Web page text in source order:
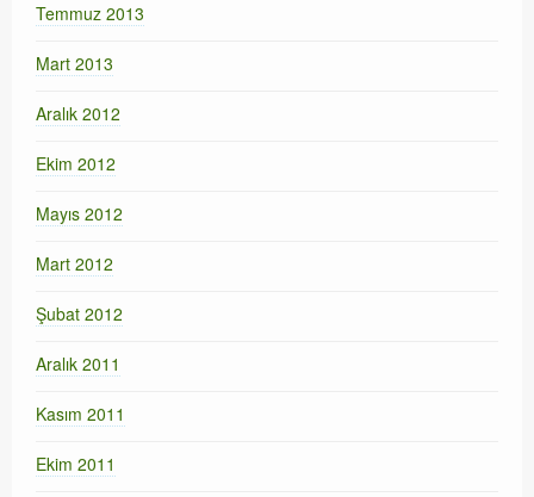
Temmuz 2013
Mart 2013
Aralık 2012
Ekim 2012
Mayıs 2012
Mart 2012
Şubat 2012
Aralık 2011
Kasım 2011
Ekim 2011